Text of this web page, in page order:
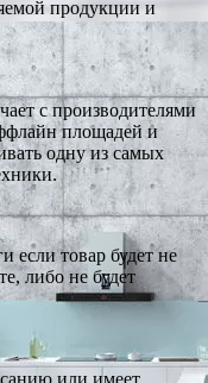
продукции и
с производителями
площадей и
одну из самых
если товар будет не
либо не будет
или имеет